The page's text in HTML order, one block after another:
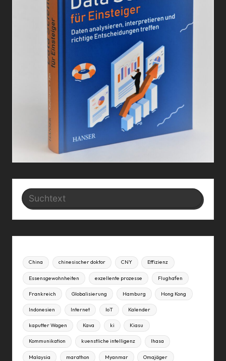
Search
China chinesischer doktor CNY Effizienz
Essensgewohnheiten exzellente prozesse Flughafen
Frankreich Globalisierung Hamburg Hong Kong
Indonesien Internet IoT Kalender
kaputter Wagen Kava ki Kiasu
Kommunikation kuenstliche intelligenz lhasa
Malaysia marathon Myanmar Omajäger